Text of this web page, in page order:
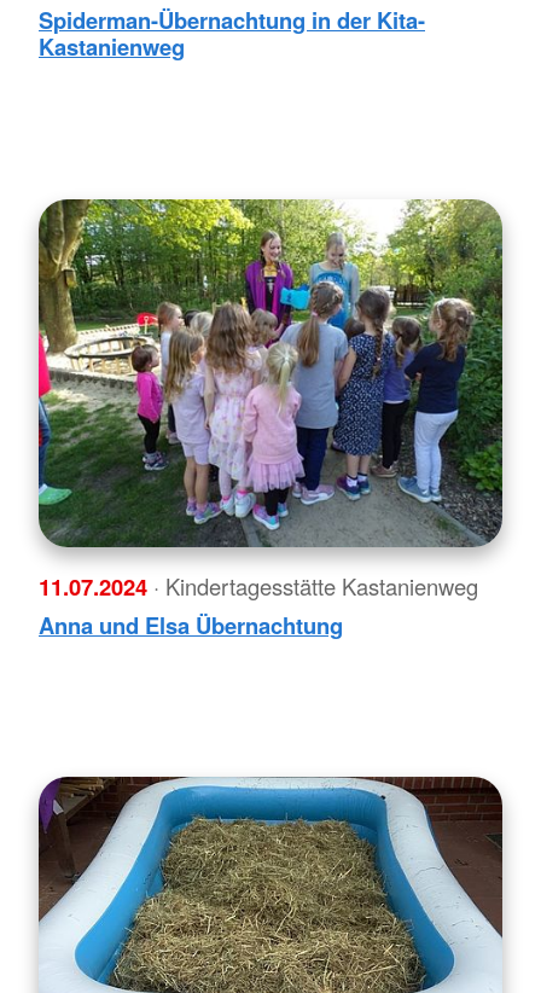
Spiderman-Übernachtung in der Kita-
Kastanienweg
11.07.2024 · Kindertagesstätte Kastanienweg
Anna und Elsa Übernachtung